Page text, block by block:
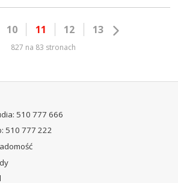
10 11 12 13
827 na 83 stronach
510 777 666
510 777 222